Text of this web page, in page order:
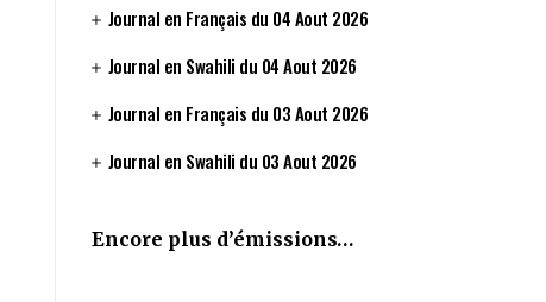
Journal en Français du 04 Aout 2026
Journal en Swahili du 04 Aout 2026
Journal en Français du 03 Aout 2026
Journal en Swahili du 03 Aout 2026
Encore plus d’émissions…